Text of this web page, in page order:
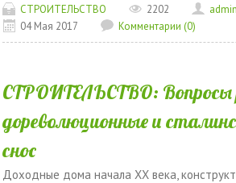
СТРОИТЕЛЬСТВО 2202
admin
04 Мая 2017
Комментарии (0)
СТРОИТЕЛЬСТВО: Вопросы
дореволюционные и
снос
Доходные дома начала ХХ века,